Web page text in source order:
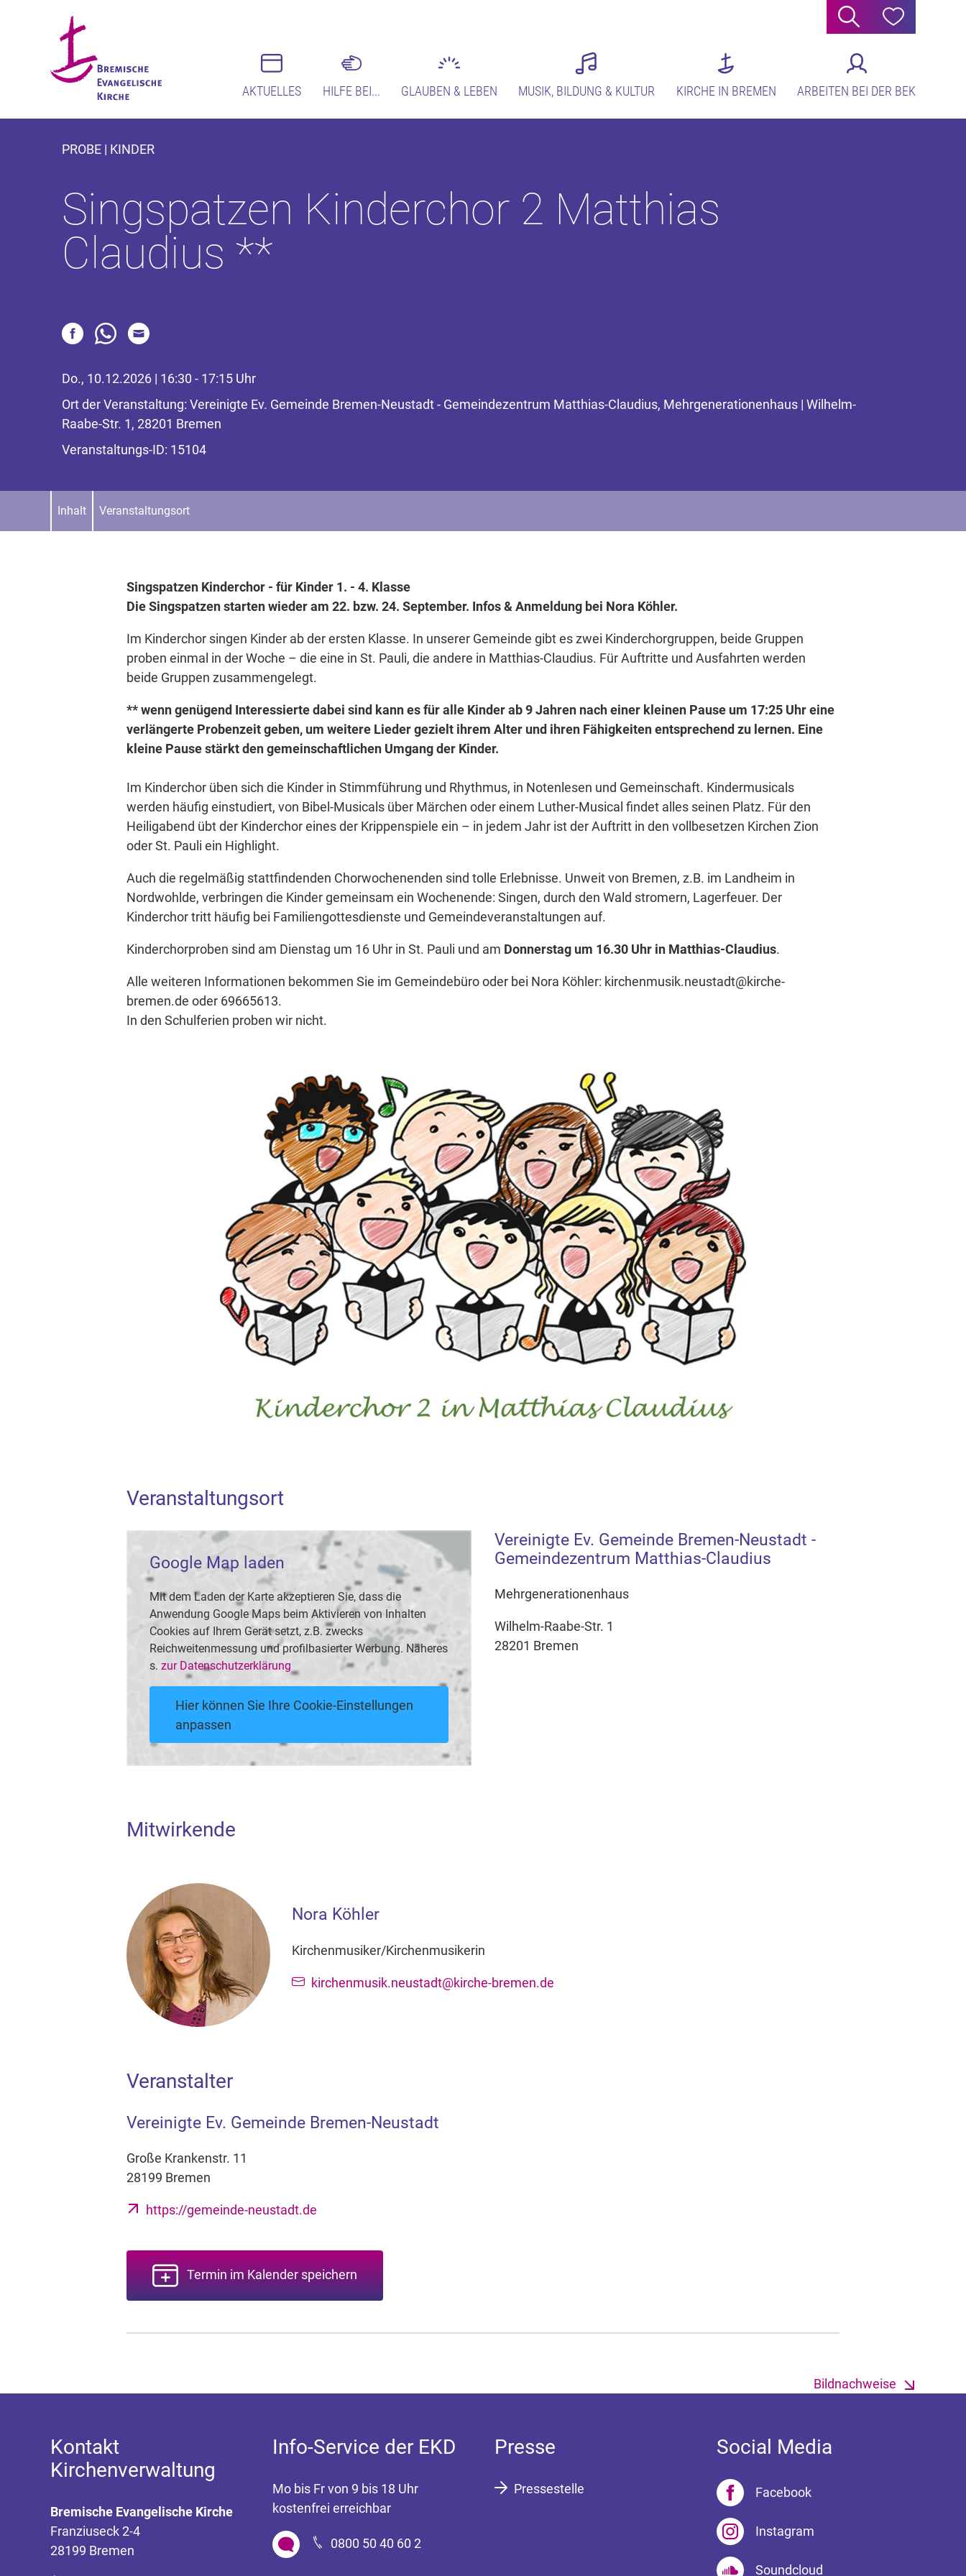
Suche Hilfe
AKTUELLES HILFE BEI... GLAUBEN & LEBEN MUSIK, BILDUNG & KULTUR KIRCHE IN BREMEN ARBEITEN BEI DER BEK
PROBE | KINDER
Singspatzen Kinderchor 2 Matthias
Claudius **
Do., 10.12.2026 | 16:30 - 17:15 Uhr
Ort der Veranstaltung: Vereinigte Ev. Gemeinde Bremen-Neustadt - Gemeindezentrum Matthias-Claudius, Mehrgenerationenhaus | Wilhelm-
Raabe-Str. 1, 28201 Bremen
Veranstaltungs-ID: 15104
Inhalt Veranstaltungsort
Singspatzen Kinderchor - für Kinder 1. - 4. Klasse
Die Singspatzen starten wieder am 22. bzw. 24. September. Infos & Anmeldung bei Nora Köhler.
Im Kinderchor singen Kinder ab der ersten Klasse. In unserer Gemeinde gibt es zwei Kinderchorgruppen, beide Gruppen
proben einmal in der Woche – die eine in St. Pauli, die andere in Matthias-Claudius. Für Auftritte und Ausfahrten werden
beide Gruppen zusammengelegt.
** wenn genügend Interessierte dabei sind kann es für alle Kinder ab 9 Jahren nach einer kleinen Pause um 17:25 Uhr eine
verlängerte Probenzeit geben, um weitere Lieder gezielt ihrem Alter und ihren Fähigkeiten entsprechend zu lernen. Eine
kleine Pause stärkt den gemeinschaftlichen Umgang der Kinder.
Im Kinderchor üben sich die Kinder in Stimmführung und Rhythmus, in Notenlesen und Gemeinschaft. Kindermusicals
werden häufig einstudiert, von Bibel-Musicals über Märchen oder einem Luther-Musical findet alles seinen Platz. Für den
Heiligabend übt der Kinderchor eines der Krippenspiele ein – in jedem Jahr ist der Auftritt in den vollbesetzen Kirchen Zion
oder St. Pauli ein Highlight.
Auch die regelmäßig stattfindenden Chorwochenenden sind tolle Erlebnisse. Unweit von Bremen, z.B. im Landheim in
Nordwohlde, verbringen die Kinder gemeinsam ein Wochenende: Singen, durch den Wald stromern, Lagerfeuer. Der
Kinderchor tritt häufig bei Familiengottesdienste und Gemeindeveranstaltungen auf.
Kinderchorproben sind am Dienstag um 16 Uhr in St. Pauli und am Donnerstag um 16.30 Uhr in Matthias-Claudius.
Alle weiteren Informationen bekommen Sie im Gemeindebüro oder bei Nora Köhler: kirchenmusik.neustadt@kirche-
bremen.de oder 69665613.
In den Schulferien proben wir nicht.
Veranstaltungsort
Google Map laden
Mit dem Laden der Karte akzeptieren Sie, dass die
Anwendung Google Maps beim Aktivieren von Inhalten
Cookies auf Ihrem Gerät setzt, z.B. zwecks
Reichweitenmessung und profilbasierter Werbung. Näheres
s. zur Datenschutzerklärung
Hier können Sie Ihre Cookie-Einstellungen
anpassen
Vereinigte Ev. Gemeinde Bremen-Neustadt -
Gemeindezentrum Matthias-Claudius
Mehrgenerationenhaus
Wilhelm-Raabe-Str. 1
28201 Bremen
Mitwirkende
Nora Köhler
Kirchenmusiker/Kirchenmusikerin
kirchenmusik.neustadt@kirche-bremen.de
Veranstalter
Vereinigte Ev. Gemeinde Bremen-Neustadt
Große Krankenstr. 11
28199 Bremen
https://gemeinde-neustadt.de
Termin im Kalender speichern
Bildnachweise
Kontakt
Kirchenverwaltung
Bremische Evangelische Kirche
Franziuseck 2-4
28199 Bremen
Info-Service der EKD
Mo bis Fr von 9 bis 18 Uhr
kostenfrei erreichbar
0800 50 40 60 2
Presse
Pressestelle
Social Media
Facebook
Instagram
Soundcloud